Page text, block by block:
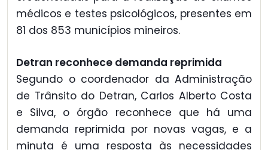
médicos e testes psicológicos, presentes em
81 dos 853 municípios mineiros.
Detran reconhece demanda reprimida
Segundo o coordenador da Administração
de Trânsito do Detran, Carlos Alberto Costa
e Silva, o órgão reconhece que há uma
demanda reprimida por novas vagas, e a
minuta é uma resposta às necessidades